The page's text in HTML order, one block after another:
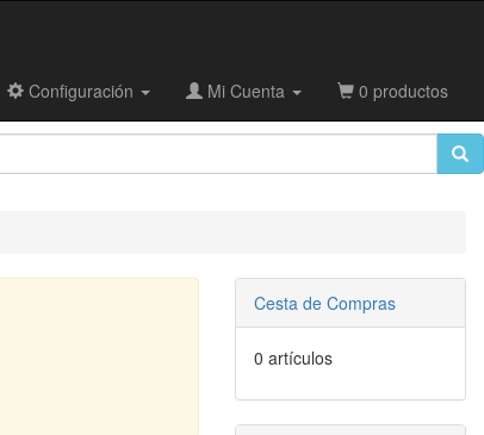
Configuración Mi Cuenta 0 productos
Cesta de Compras
0 artículos